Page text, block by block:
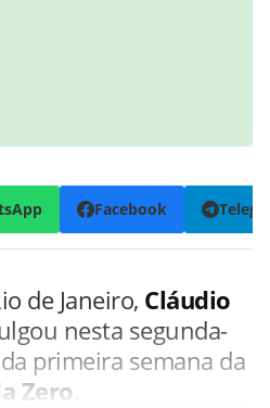
Facebook
de Janeiro, Cláudio
nesta segunda-
primeira semana da
Zero